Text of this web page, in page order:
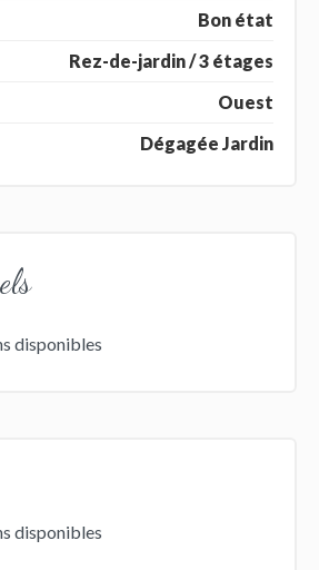
Bon état
Rez-de-jardin / 3 étages
Ouest
Dégagée Jardin
disponibles
disponibles